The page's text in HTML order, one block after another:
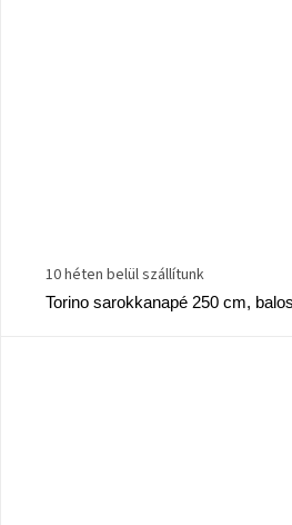
Torino sarokkanapé 250 cm, balos
10 héten belül szállítunk